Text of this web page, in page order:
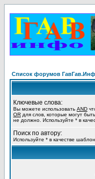
Список форумов
Ключевые слова:
Вы можете использовать AND
OR для слов, которые могут
не должно. Используйте * в
Поиск по автору:
Используйте * в качестве